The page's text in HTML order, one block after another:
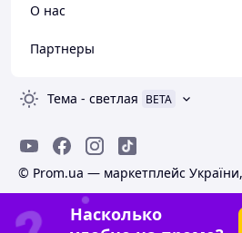
О нас
Партнеры
Тема - светлая BETA
© Prom.ua — маркетплейс
Насколько